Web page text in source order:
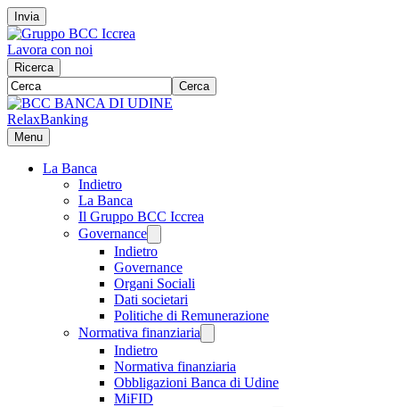
Invia
Lavora con noi
Ricerca
Cerca
RelaxBanking
Menu
La Banca
Indietro
La Banca
Il Gruppo BCC Iccrea
Governance
Indietro
Governance
Organi Sociali
Dati societari
Politiche di Remunerazione
Normativa finanziaria
Indietro
Normativa finanziaria
Obbligazioni Banca di Udine
MiFID